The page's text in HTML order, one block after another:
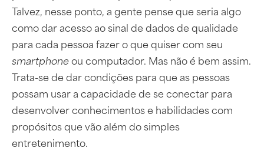
Talvez, nesse ponto, a gente pense que seria algo
como dar acesso ao sinal de dados de qualidade
para cada pessoa fazer o que quiser com seu
smartphoneou computador. Mas não é bem assim.
Trata-se de dar condições para que as pessoas
possam usar a capacidade de se conectar para
desenvolver conhecimentos e habilidades com
propósitos que vão além do simples
entretenimento.